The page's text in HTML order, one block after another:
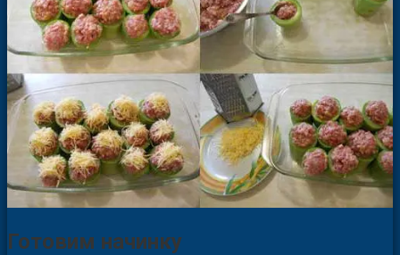
Готовим начинку